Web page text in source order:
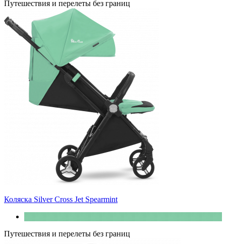
Путешествия и перелеты без границ
Коляска Silver Cross Jet Spearmint
Путешествия и перелеты без границ